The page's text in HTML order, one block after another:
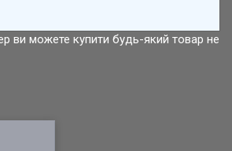
ви можете купити будь-який товар не